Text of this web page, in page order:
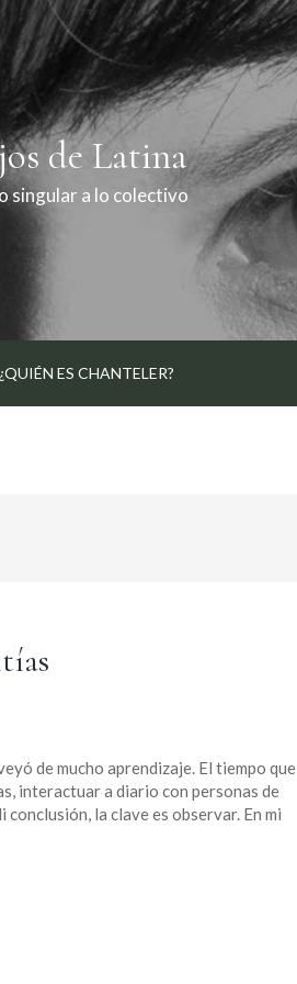
de Latina
singular a lo colectivo
¿QUIÉN ES CHANTELER?
de mucho aprendizaje. El tiempo que
interactuar a diario con personas de
la clave es observar. En mi